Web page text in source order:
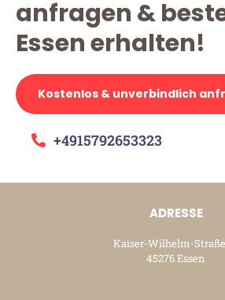
anfragen &
Essen erhalten!
Kostenlos & unverbindlich
+4915792653323
ADRESSE
Kaiser-Wilhelm-Straße
45276 Essen